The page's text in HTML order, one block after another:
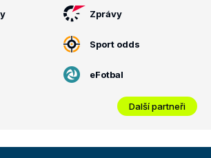
Zprávy
Sport odds
eFotbal
Další partneři